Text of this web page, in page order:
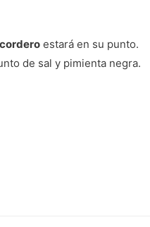
estará en su punto.
de sal y pimienta negra.